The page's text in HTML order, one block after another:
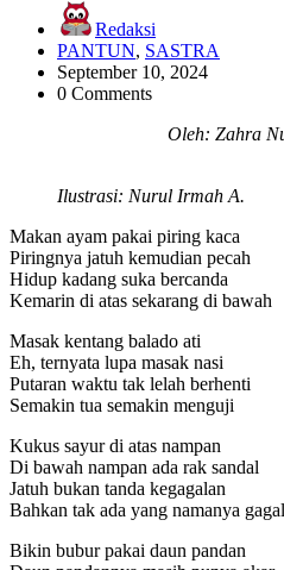
Redaksi
PANTUN, SASTRA
September 10, 2024
0 Comments
Oleh: Zahra
Ilustrasi: Nurul Irmah A.
Makan ayam pakai piring kaca
Piringnya jatuh kemudian pecah
Hidup kadang suka bercanda
Kemarin di atas sekarang di bawah
Masak kentang balado ati
Eh, ternyata lupa masak nasi
Putaran waktu tak lelah berhenti
Semakin tua semakin menguji
Kukus sayur di atas nampan
Di bawah nampan ada rak sandal
Jatuh bukan tanda kegagalan
Bahkan tak ada yang namanya gagal
Bikin bubur pakai daun pandan